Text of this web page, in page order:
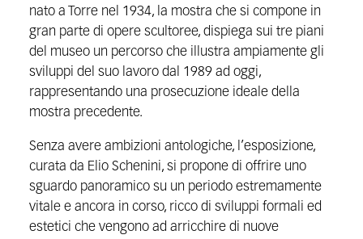
nato a Torre nel 1934, la mostra che si compone in
gran parte di opere scultoree, dispiega sui tre piani
del museo un percorso che illustra ampiamente gli
sviluppi del suo lavoro dal 1989 ad oggi,
rappresentando una prosecuzione ideale della
mostra precedente.
Senza avere ambizioni antologiche, l’esposizione,
curata da Elio Schenini, si propone di offrire uno
sguardo panoramico su un periodo estremamente
vitale e ancora in corso, ricco di sviluppi formali ed
estetici che vengono ad arricchire di nuove